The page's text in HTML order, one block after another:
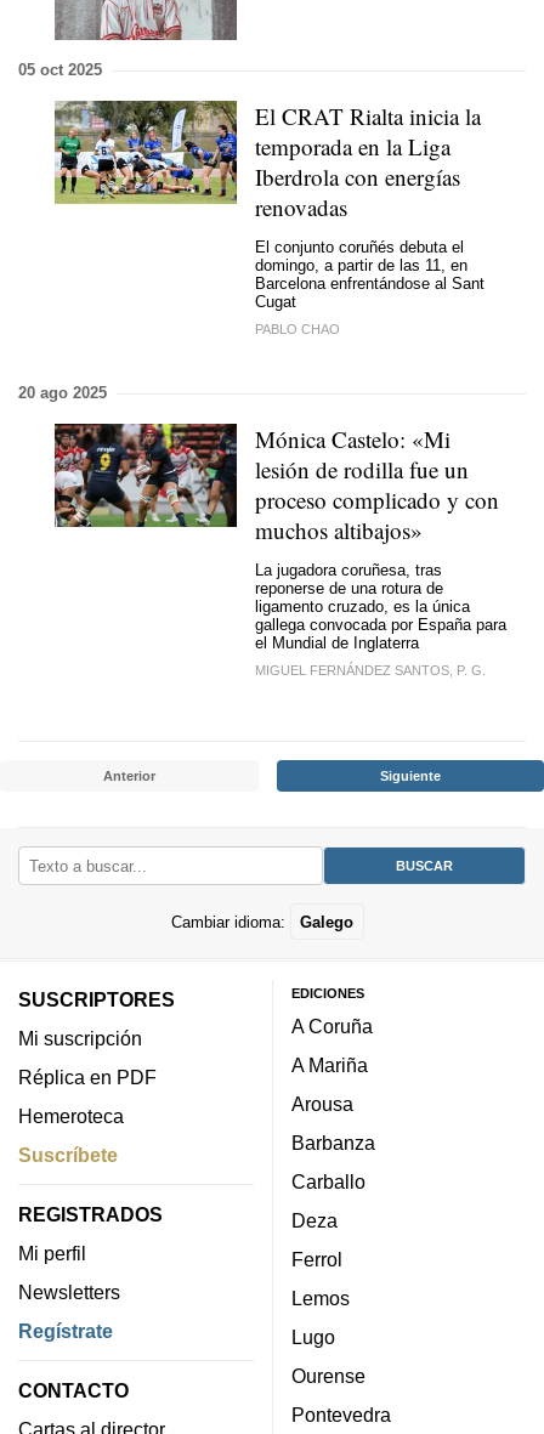
05 oct 2025
El CRAT Rialta inicia la
temporada en la Liga
Iberdrola con energías
renovadas
El conjunto coruñés debuta el
domingo, a partir de las 11, en
Barcelona enfrentándose al Sant
Cugat
PABLO CHAO
20 ago 2025
Mónica Castelo: «Mi
lesión de rodilla fue un
proceso complicado y con
muchos altibajos»
La jugadora coruñesa, tras
reponerse de una rotura de
ligamento cruzado, es la única
gallega convocada por España para
el Mundial de Inglaterra
MIGUEL FERNÁNDEZ SANTOS, P. G.
Anterior Siguiente
Cambiar idioma: Galego
SUSCRIPTORES
Mi suscripción
Réplica en PDF
Hemeroteca
Suscríbete
REGISTRADOS
Mi perfil
Newsletters
Regístrate
CONTACTO
Cartas al director
EDICIONES
A Coruña
A Mariña
Arousa
Barbanza
Carballo
Deza
Ferrol
Lemos
Lugo
Ourense
Pontevedra